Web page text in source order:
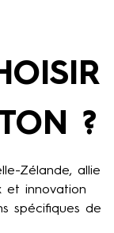
?
Zélande, allie
et innovation
spécifiques de